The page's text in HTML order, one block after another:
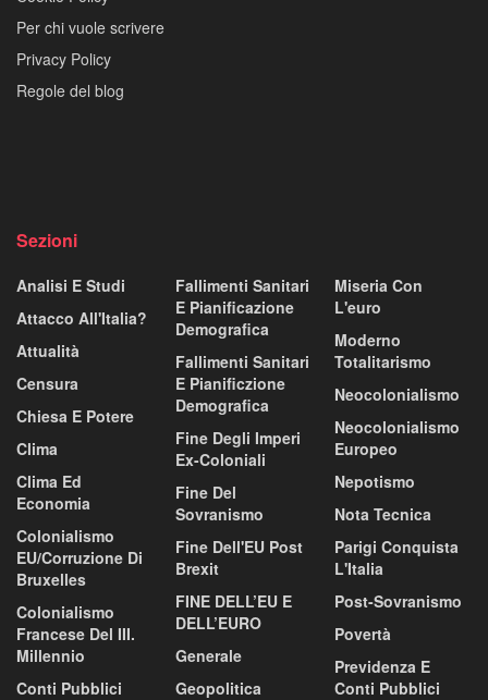
Per chi vuole scrivere
Privacy Policy
Regole del blog
Sezioni
Analisi E Studi
Attacco All'Italia?
Attualità
Censura
Chiesa E Potere
Clima
Clima Ed
Economia
Colonialismo
EU/corruzione Di
Bruxelles
Colonialismo
Francese Del III.
Millennio
Conti Pubblici
Fallimenti Sanitari
E Pianificazione
Demografica
Fallimenti Sanitari
E Pianificzione
Demografica
Fine Degli Imperi
Ex-Coloniali
Fine Del
Sovranismo
Fine Dell'EU Post
Brexit
FINE DELL’EU E
DELL’EURO
Generale
Geopolitica
Miseria Con
L'euro
Moderno
Totalitarismo
Neocolonialismo
Neocolonialismo
Europeo
Nepotismo
Nota Tecnica
Parigi Conquista
L'Italia
Post-Sovranismo
Povertà
Previdenza E
Conti Pubblici